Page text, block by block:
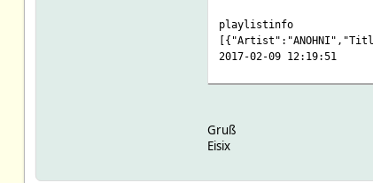
playlistinfo
2017-02-09 12:19:51
Gruß
Eisix